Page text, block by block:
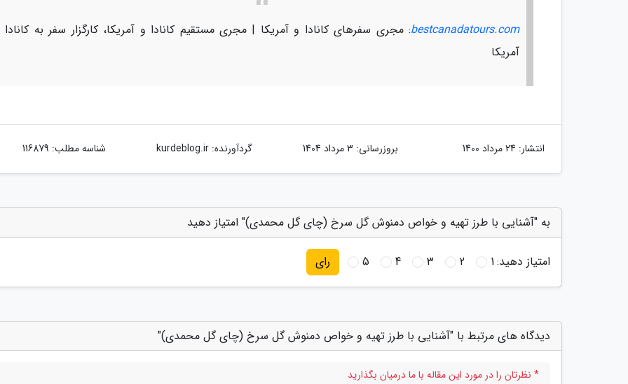
bestcanadatours.com: مجری سفرهای کانادا و آمریکا | مجری مستقیم کانادا و آمریکا، کارگزار سفر به
آمریکا
انتشار: 24 مرداد 1400 بروزرسانی: 3 مرداد 1404 گردآورنده:kurdeblog.ir شناسه مطلب: 116879
به "آشنایی با طرز تهیه و خواص دمنوش گل سرخ (چای گل محمدی)" امتیاز دهید
امتیاز دهید:1
2
3
4
5 رای
دیدگاه های مرتبط با "آشنایی با طرز تهیه و خواص دمنوش گل سرخ (چای گل محمدی)"
* نظرتان را در مورد این مقاله با ما درمیان بگذارید